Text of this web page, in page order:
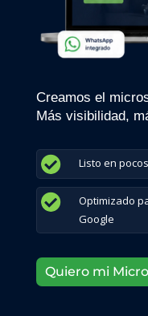
Creamos el
Más visibilidad,
 Listo en

Optimizado
Google
Quiero mi